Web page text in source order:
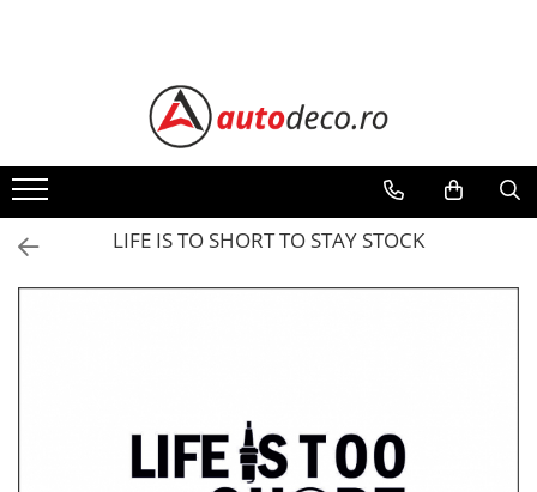
ALFA ROMEO
BMW
CHEVROLET
LIFE IS TO SHORT TO STAY STOCK